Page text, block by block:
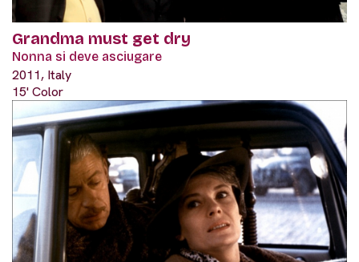
Grandma must get dry
Nonna si deve asciugare
2011, Italy
15' Color